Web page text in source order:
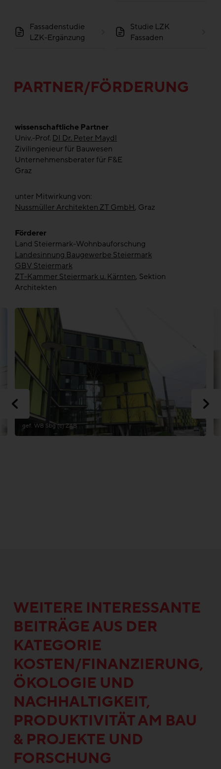
Fassadenstudie
LZK-Ergänzung
Studie LZK
Fassaden
PARTNER/FÖRDERUNG
wissenschaftliche Partner
Univ.-Prof.DI Dr. Peter Maydl
Zivilingenieur für Bauwesen
Unternehmensberater für F&E
Graz
unter Mitwirkung von:
Nussmüller Architekten ZT GmbH, Graz
Förderer
Land Steiermark-Wohnbauforschung
Landesinnung Baugewerbe Steiermark
GBV Steiermark
ZT-Kammer Steiermark u. Kärnten, Sektion
Architekten
gef. WB Sbg (c) ZAB
WEITERE INTERESSANTE
BEITRÄGE AUS DER
KATEGORIE
KOSTEN/FINANZIERUNG,
ÖKOLOGIE UND
NACHHALTIGKEIT,
PRODUKTIVITÄT AM BAU
& PROJEKTE UND
FORSCHUNG